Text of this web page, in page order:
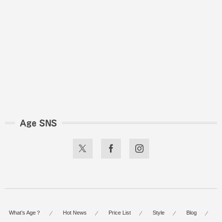
Age SNS
What’s Age？ Hot News Price List Style Blog